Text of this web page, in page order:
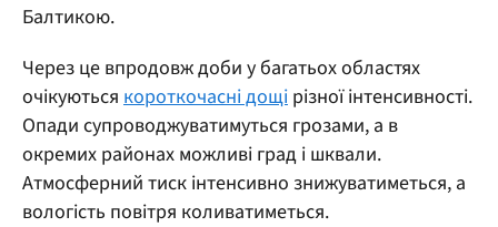
Балтикою.
Через це впродовж доби у багатьох областях
очікуються короткочасні дощі різної інтенсивності.
Опади супроводжуватимуться грозами, а в
окремих районах можливі град і шквали.
Атмосферний тиск інтенсивно знижуватиметься, а
вологість повітря коливатиметься.